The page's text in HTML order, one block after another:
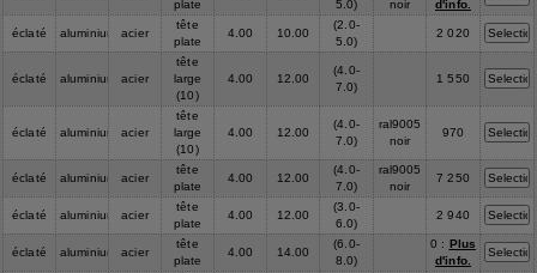
plate
5.0)
noir
d'info.
éclaté aluminium acier
tête
plate
4.00 10.00
(2.0-
5.0)
2 020
éclaté aluminium acier
tête
large
(10)
4.00 12.00
(4.0-
7.0)
1 550
éclaté aluminium acier
tête
large
(10)
4.00 12.00
(4.0-
7.0)
ral9005
noir
970
éclaté aluminium acier
tête
plate
4.00 12.00
(4.0-
7.0)
ral9005
noir
7 250
éclaté aluminium acier
tête
plate
4.00 12.00
(3.0-
6.0)
2 940
éclaté aluminium acier
tête
plate
4.00 14.00
(6.0-
8.0)
0 : Plus
d'info.